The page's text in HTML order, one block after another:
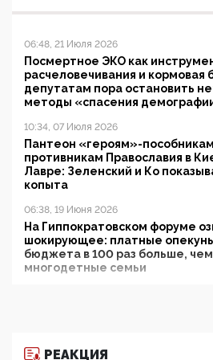
06:48, 21 Июля 2026
Посмертное ЭКО как
расчеловечивания и кормовая
депутатам пора остановить
методы «спасения
10:34, 07 Июля 2026
Пантеон «героям»-
противникам Православия в
Лавре: Зеленский и Ко
копыта
06:38, 19 Июня 2026
На Гиппократовском форуме
шокирующее: платные
бюджета в 100 раз больше,
многодетные семьи
РЕАКЦИЯ